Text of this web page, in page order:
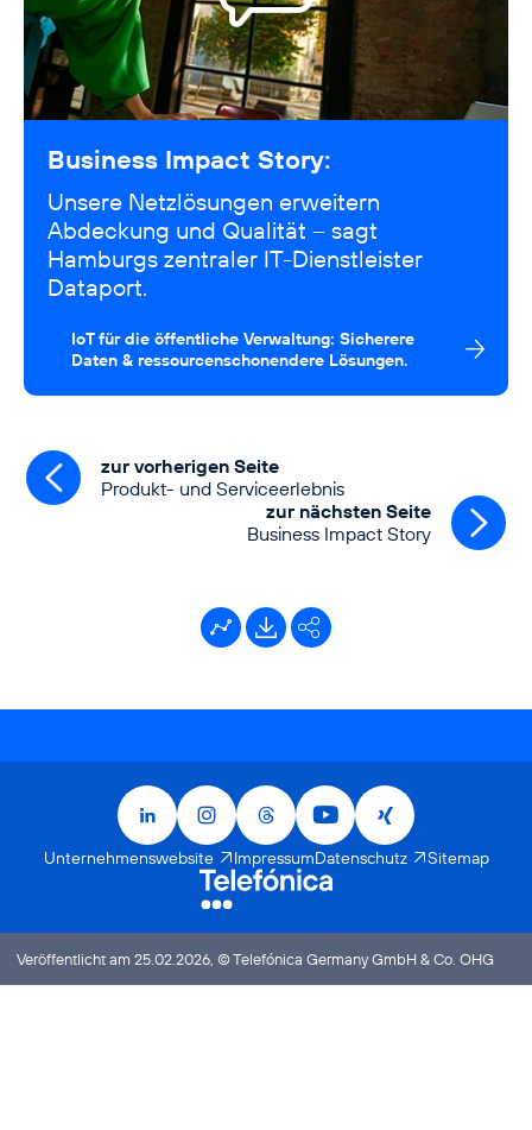
Business Impact Story:
Unsere Netzlösungen erweitern
Abdeckung und Qualität – sagt
Hamburgs zentraler IT-Dienstleister
Dataport.
IoT für die öffentliche Verwaltung: Sicherere
Daten & ressourcenschonendere Lösungen.
zur vorherigen Seite
Produkt- und Serviceerlebnis
zur nächsten Seite
Business Impact Story
Kennzahlentool
Downloads
LinkedInInstagramThreadsYouTubeXing
Unternehmenswebsite ImpressumDatenschutz Sitemap
Veröffentlicht am 25.02.2026, © Telefónica Germany GmbH & Co. OHG